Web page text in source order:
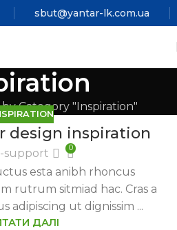
sbut@yantar-lk.com.ua
Category "Inspiration"
design inspiration
support 0
esta anibh rhoncus
rutrum sitmiad hac. Cras a
adipiscing ut dignissim ...
ДАЛІ